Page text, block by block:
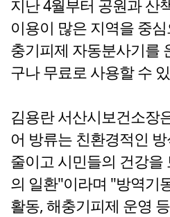
지난 4월부터 공원과 산
이용이 많은 지역을 중
충기피제 자동분사기를
구나 무료로 사용할 수
김용란 서산시보건소장
어 방류는 친환경적인
줄이고 시민들의 건강을
의 일환"이라며 "방역기
활동, 해충기피제 운영